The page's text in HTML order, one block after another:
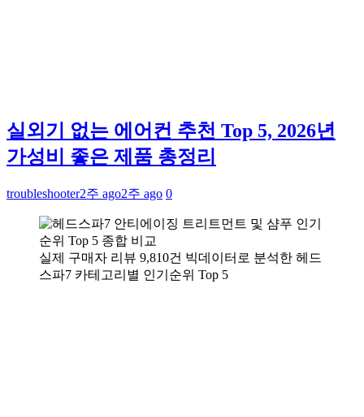
실외기 없는 에어컨 추천 Top 5, 2026년
가성비 좋은 제품 총정리
troubleshooter2주 ago2주 ago 0
실제 구매자 리뷰 9,810건 빅데이터로 분석한 헤드
스파7 카테고리별 인기순위 Top 5